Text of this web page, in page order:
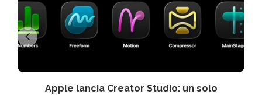
Apple lancia Creator Studio: un solo